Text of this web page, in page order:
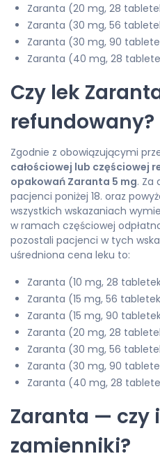
Zaranta (20 mg, 28
Zaranta (30 mg, 56
Zaranta (30 mg, 90
Zaranta (40 mg, 28
Czy lek
refundowany?
Zgodnie z obowiązującymi
całościowej lub częściowej
opakowań Zaranta 5 mg. Za
pacjenci poniżej 18. oraz
wszystkich wskazaniach
w ramach częściowej
pozostali pacjenci w tych
uśredniona cena leku to:
Zaranta (10 mg, 28
Zaranta (15 mg, 56
Zaranta (15 mg, 90 tabletek)
Zaranta (20 mg, 28
Zaranta (30 mg, 56
Zaranta (30 mg, 90
Zaranta (40 mg, 28
Zaranta — czy
zamienniki?